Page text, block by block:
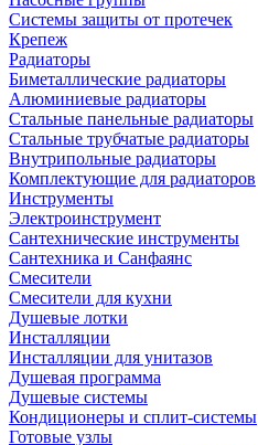
Системы защиты от протечек
Крепеж
Радиаторы
Биметаллические радиаторы
Алюминиевые радиаторы
Стальные панельные радиаторы
Стальные трубчатые радиаторы
Внутрипольные радиаторы
Комплектующие для радиаторов
Инструменты
Электроинструмент
Сантехнические инструменты
Сантехника и Санфаянс
Смесители
Смесители для кухни
Душевые лотки
Инсталляции
Инсталляции для унитазов
Душевая программа
Душевые системы
Кондиционеры и сплит-системы
Готовые узлы